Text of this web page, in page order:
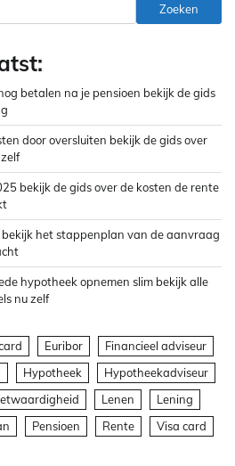
Zoeken
betalen na je pensioen bekijk de gids
door oversluiten bekijk de gids over
bekijk de gids over de kosten de rente
het stappenplan van de aanvraag
hypotheek opnemen slim bekijk alle
nu zelf
Euribor
Financieel adviseur
Hypotheek
Hypotheekadviseur
Lenen
Lening
Pensioen Rente Visa card